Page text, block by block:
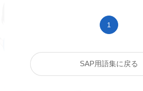
1
SAP用語集に戻る